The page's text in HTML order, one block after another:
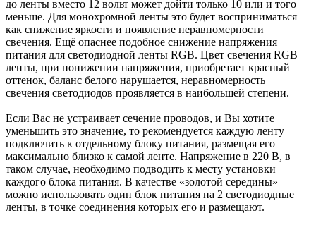
до ленты вместо 12 вольт может дойти только 10 или и того
меньше. Для монохромной ленты это будет восприниматься
как снижение яркости и появление неравномерности
свечения. Ещё опаснее подобное снижение напряжения
питания для светодиодной ленты RGB. Цвет свечения RGB
ленты, при понижении напряжения, приобретает красный
оттенок, баланс белого нарушается, неравномерность
свечения светодиодов проявляется в наибольшей степени.
Если Вас не устраивает сечение проводов, и Вы хотите
уменьшить это значение, то рекомендуется каждую ленту
подключить к отдельному блоку питания, размещая его
максимально близко к самой ленте. Напряжение в 220 В, в
таком случае, необходимо подводить к месту установки
каждого блока питания. В качестве «золотой середины»
можно использовать один блок питания на 2 светодиодные
ленты, в точке соединения которых его и размещают.